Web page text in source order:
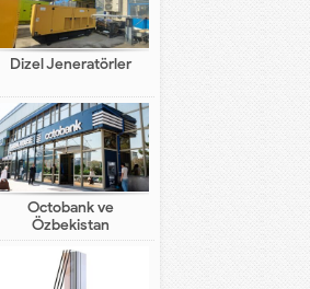
Dizel Jeneratörler
Octobank ve
Özbekistan
Bankalarının Dijital
Finansal Altyapının
Gelişimindeki Yeni Rolü